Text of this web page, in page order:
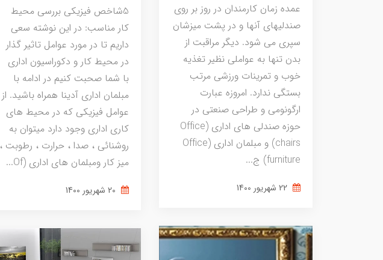
عمده زمان کارمندان در روز بر روی
صندلیهای آنها و در پشت میزشان
سپری می شود. دیگر مراقبت از
بدن تنها به عواملی نظیر تغذیه
خوب و تمرینات ورزشی مرتب
بستگی ندارد. امروزه عبارت
ارگونومی و طراحی صنعتی در
حوزه صندلی های اداری (Office
chairs) و مبلمان اداری (Office
furniture) ج...
5شاخص فیزیكی بررسی محیط
كار مناسب: در این نوشته سعی
داریم تا در مورد عوامل تاثیر گذار
در محیط کار و دکوراسیون اداری
با شما صحبت کنیم در ادامه با
مبلمان اداری آدینا همراه باشید. از
عوامل فیزیكی كه در محیط های
كاری اداری وجود دارد میتوان به
روشنائی ، صدا ، حرارت ، رطوبت ،
میز كار ومبلمان های اداری (Of...